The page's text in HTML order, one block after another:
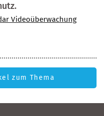
Videoüberwachung
zum Thema